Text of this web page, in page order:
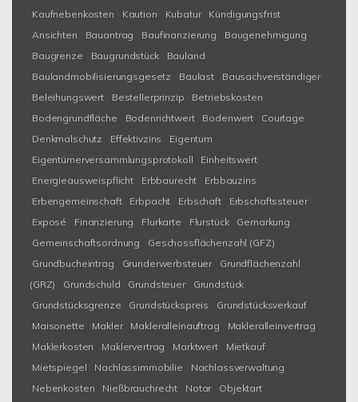
Kaufnebenkosten
Kaution Kubatur
Kündigungsfrist
Ansichten
Bauantrag Baufinanzierung
Baugenehmigung
Baugrenze
Baugrundstück
Bauland
Baulandmobilisierungsgesetz
Baulast
Bausachverständiger
Beleihungswert
Bestellerprinzip
Betriebskosten
Bodengrundfläche
Bodenrichtwert Bodenwert
Courtage
Denkmalschutz
Effektivzins
Eigentum
Eigentümerversammlungsprotokoll
Einheitswert
Energieausweispflicht
Erbbaurecht
Erbbauzins
Erbengemeinschaft
Erbpacht Erbschaft
Erbschaftssteuer
Exposé
Finanzierung Flurkarte Flurstück
Gemarkung
Gemeinschaftsordnung
Geschossflächenzahl (GFZ)
Grundbucheintrag
Grunderwerbsteuer
Grundflächenzahl
(GRZ)
Grundschuld Grundsteuer
Grundstück
Grundstücksgrenze
Grundstückspreis
Grundstücksverkauf
Maisonette
Makler Makleralleinauftrag
Makleralleinvertrag
Maklerkosten
Maklervertrag Marktwert
Mietkauf
Mietspiegel
Nachlassimmobilie
Nachlassverwaltung
Nebenkosten
Nießbrauchrecht Notar
Objektart